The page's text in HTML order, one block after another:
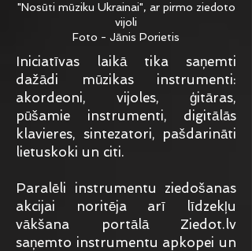
"Nosūti mūziku Ukrainai", ar pirmo ziedoto
vijoli
Foto - Jānis Porietis
Iniciatīvas laikā tika saņemti
dažādi mūzikas instrumenti:
akordeoni, vijoles, ģitāras,
pūšamie instrumenti, digitālās
klavieres, sintezatori, pašdarināti
lietuskoki un citi.
Paralēli instrumentu ziedošanas
akcijai noritēja arī līdzekļu
vākšana portālā Ziedot.lv
saņemto instrumentu apkopei un